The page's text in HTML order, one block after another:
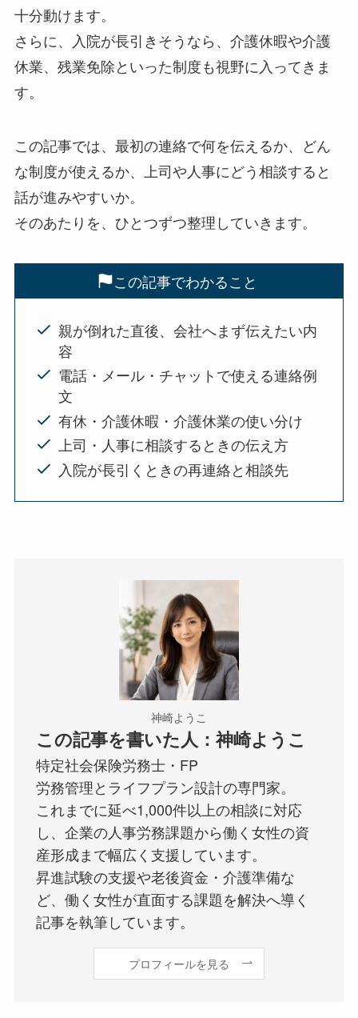
十分動けます。
さらに、入院が長引きそうなら、介護休暇や介護
休業、残業免除といった制度も視野に入ってきま
す。
この記事では、最初の連絡で何を伝えるか、どん
な制度が使えるか、上司や人事にどう相談すると
話が進みやすいか。
そのあたりを、ひとつずつ整理していきます。
この記事でわかること
親が倒れた直後、会社へまず伝えたい内
容
電話・メール・チャットで使える連絡例
文
有休・介護休暇・介護休業の使い分け
上司・人事に相談するときの伝え方
入院が長引くときの再連絡と相談先
神崎ようこ
この記事を書いた人：神崎ようこ
特定社会保険労務士・FP
労務管理とライフプラン設計の専門家。
これまでに延べ1,000件以上の相談に対応
し、企業の人事労務課題から働く女性の資
産形成まで幅広く支援しています。
昇進試験の支援や老後資金・介護準備な
ど、働く女性が直面する課題を解決へ導く
記事を執筆しています。
プロフィールを見る